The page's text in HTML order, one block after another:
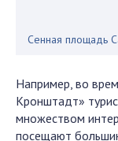
Сенная площадь
Например, во
Кронштадт»
множеством
посещают